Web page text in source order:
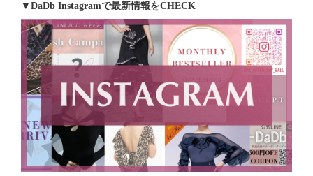
▼DaDb Instagramで最新情報をCHECK